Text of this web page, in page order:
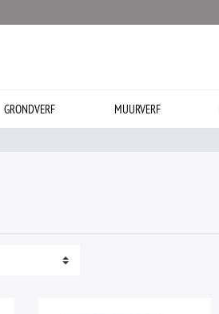
GRONDVERF MUURVERF